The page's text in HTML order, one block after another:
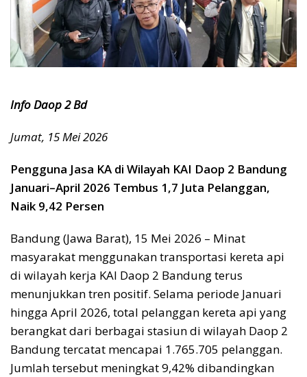
Info Daop 2 Bd
Jumat, 15 Mei 2026
Pengguna Jasa KA di Wilayah KAI Daop 2 Bandung
Januari–April 2026 Tembus 1,7 Juta Pelanggan,
Naik 9,42 Persen
Bandung (Jawa Barat), 15 Mei 2026 – Minat
masyarakat menggunakan transportasi kereta api
di wilayah kerja KAI Daop 2 Bandung terus
menunjukkan tren positif. Selama periode Januari
hingga April 2026, total pelanggan kereta api yang
berangkat dari berbagai stasiun di wilayah Daop 2
Bandung tercatat mencapai 1.765.705 pelanggan.
Jumlah tersebut meningkat 9,42% dibandingkan